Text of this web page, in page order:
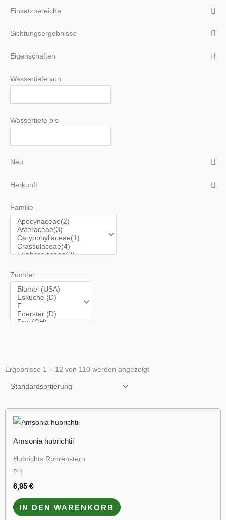
Einsatzbereiche
Sichtungsergebnisse
Eigenschaften
Wassertiefe von
Wassertiefe bis
Neu
Herkunft
Familie
Züchter
Ergebnisse 1 – 12 von 110 werden angezeigt
Amsonia hubrichtii
Hubrichts Röhrenstern
P 1
6,95 €
IN DEN WARENKORB